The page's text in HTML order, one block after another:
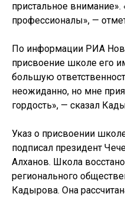
пристальное
профессионалы», —
По информации РИА
присвоение школе его
большую
неожиданно, но мне
гордость», — сказал
Указ о присвоении
подписал президент
Алханов. Школа
регионального
Кадырова. Она